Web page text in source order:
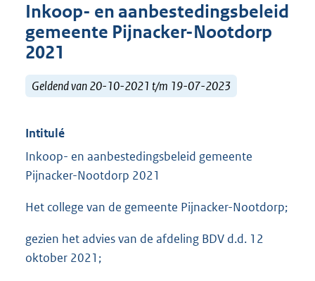
Inkoop- en aanbestedingsbeleid
gemeente Pijnacker-Nootdorp
2021
Geldend van 20-10-2021 t/m 19-07-2023
Intitulé
Inkoop- en aanbestedingsbeleid gemeente
Pijnacker-Nootdorp 2021
Het college van de gemeente Pijnacker-Nootdorp;
gezien het advies van de afdeling BDV d.d. 12
oktober 2021;